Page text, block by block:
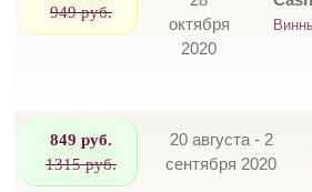
949 руб.
октября
2020
849 руб.
1315 руб.
20 августа - 2
сентября 2020